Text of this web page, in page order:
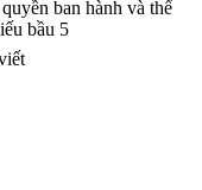
ban hành và thể
bầu 5